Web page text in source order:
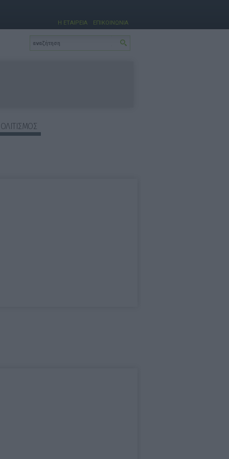
Η ΕΤΑΙΡΕΙΑ ΕΠΙΚΟΙΝΩΝΙΑ